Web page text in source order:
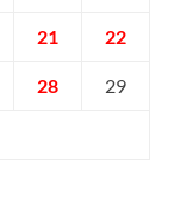
21 22
28 29